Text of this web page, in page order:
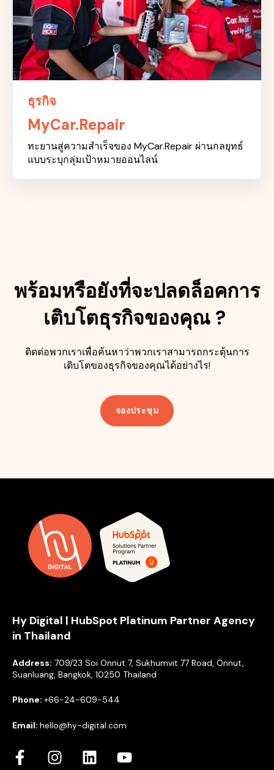
ธุรกิจ
MyCar.Repair
ทะยานสู่ความสำเร็จของ MyCar.Repair ผ่านกลยุทธ์
แบบระบุกลุ่มเป้าหมายออนไลน์
พร้อมหรือยังที่จะปลดล็อคการ
เติบโตธุรกิจของคุณ​ ?
ติดต่อพวกเราเพื่อค้นหาว่าพวกเราสามารถกระตุ้นการ
เติบโตของธุรกิจของคุณได้อย่างไร!
จองประชุม
Hy Digital | HubSpot Platinum Partner Agency
in Thailand
Address: 709/23 Soi Onnut 7, Sukhumvit 77 Road, Onnut,
Suanluang, Bangkok, 10250 Thailand
Phone: +66-24-609-544
Email: hello@hy-digital.com